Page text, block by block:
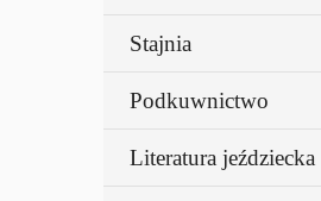
Stajnia
Podkuwnictwo
Literatura jeździecka